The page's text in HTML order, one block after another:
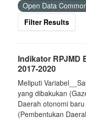
Open Data
Filter Results
Indikator RPJMD
2017-2020
Meliputi
yang dibakukan
Daerah otonomi
(Pembentukan